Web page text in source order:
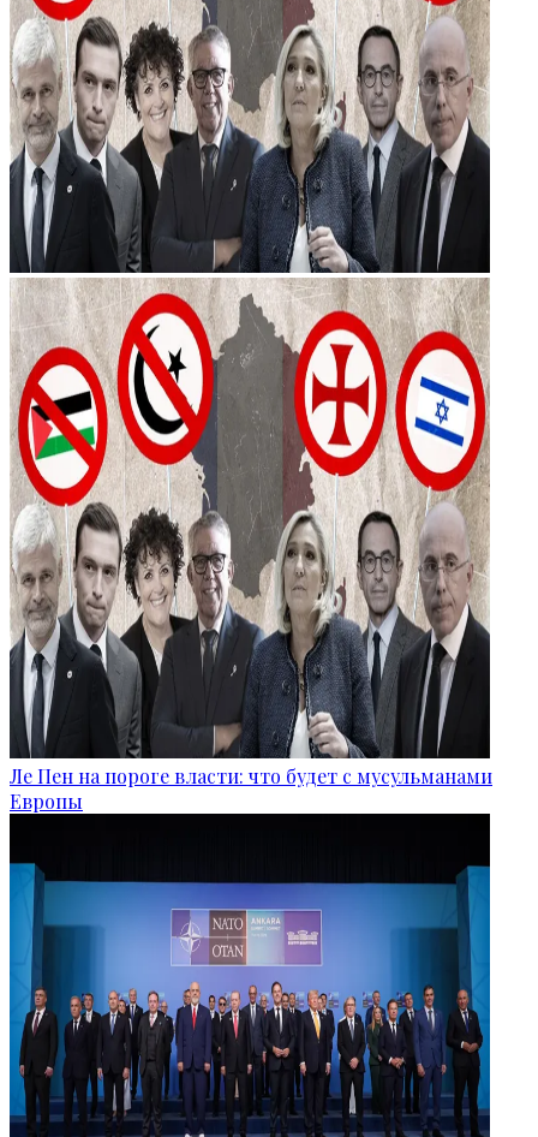
Ле Пен на пороге власти: что будет с мусульманами
Европы